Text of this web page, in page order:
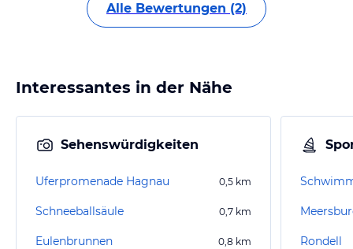
Alle Bewertungen (2)
Interessantes in der Nähe
Sehenswürdigkeiten
Uferpromenade Hagnau 0,5 km
Schneeballsäule 0,7 km
Eulenbrunnen 0,8 km Rondell